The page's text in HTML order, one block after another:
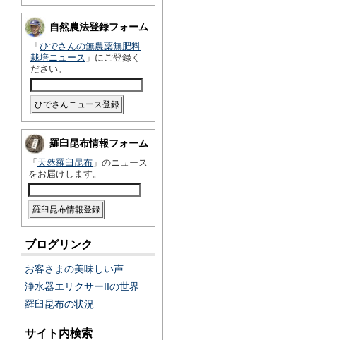
自然農法登録フォーム
「 ひでさんの無農薬無肥料
栽培ニュース 」にご登録く
ださい。
羅臼昆布情報フォーム
「 天然羅臼昆布 」のニュース
をお届けします。
ブログリンク
お客さまの美味しい声
浄水器エリクサーIIの世界
羅臼昆布の状況
サイト内検索